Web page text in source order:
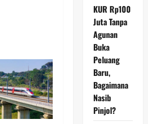
KUR Rp100
Juta Tanpa
Agunan
Buka
Peluang
Baru,
Bagaimana
Nasib
Pinjol?